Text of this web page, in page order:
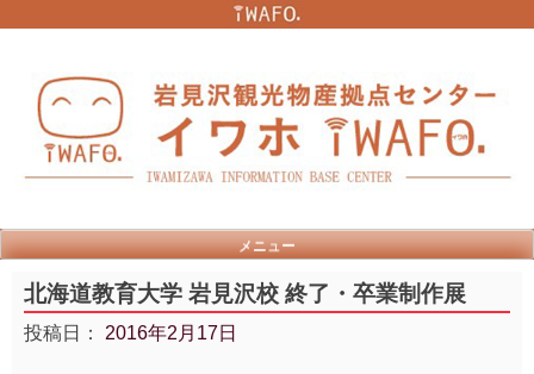
メニュー
北海道教育大学 岩見沢校 終了・卒業制作展
投稿日： 2016年2月17日